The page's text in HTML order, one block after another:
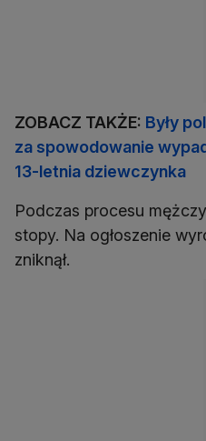
ZOBACZ TAKŻE: Były
za spowodowanie
13-letnia dziewczynka
Podczas procesu
stopy. Na ogłoszenie
zniknął.